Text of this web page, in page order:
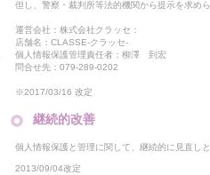
但し、警察・裁判所等法的機関から提示を求め
運営会社：株式会社クラッセ：
店舗名：CLASSE-クラッセ-
個人情報保護管理責任者：柳澤 到宏
問合せ先：079-289-0202
※2017/03/16 改定
継続的改善
個人情報保護と管理に関して、継続的に見直し
2013/09/04改定